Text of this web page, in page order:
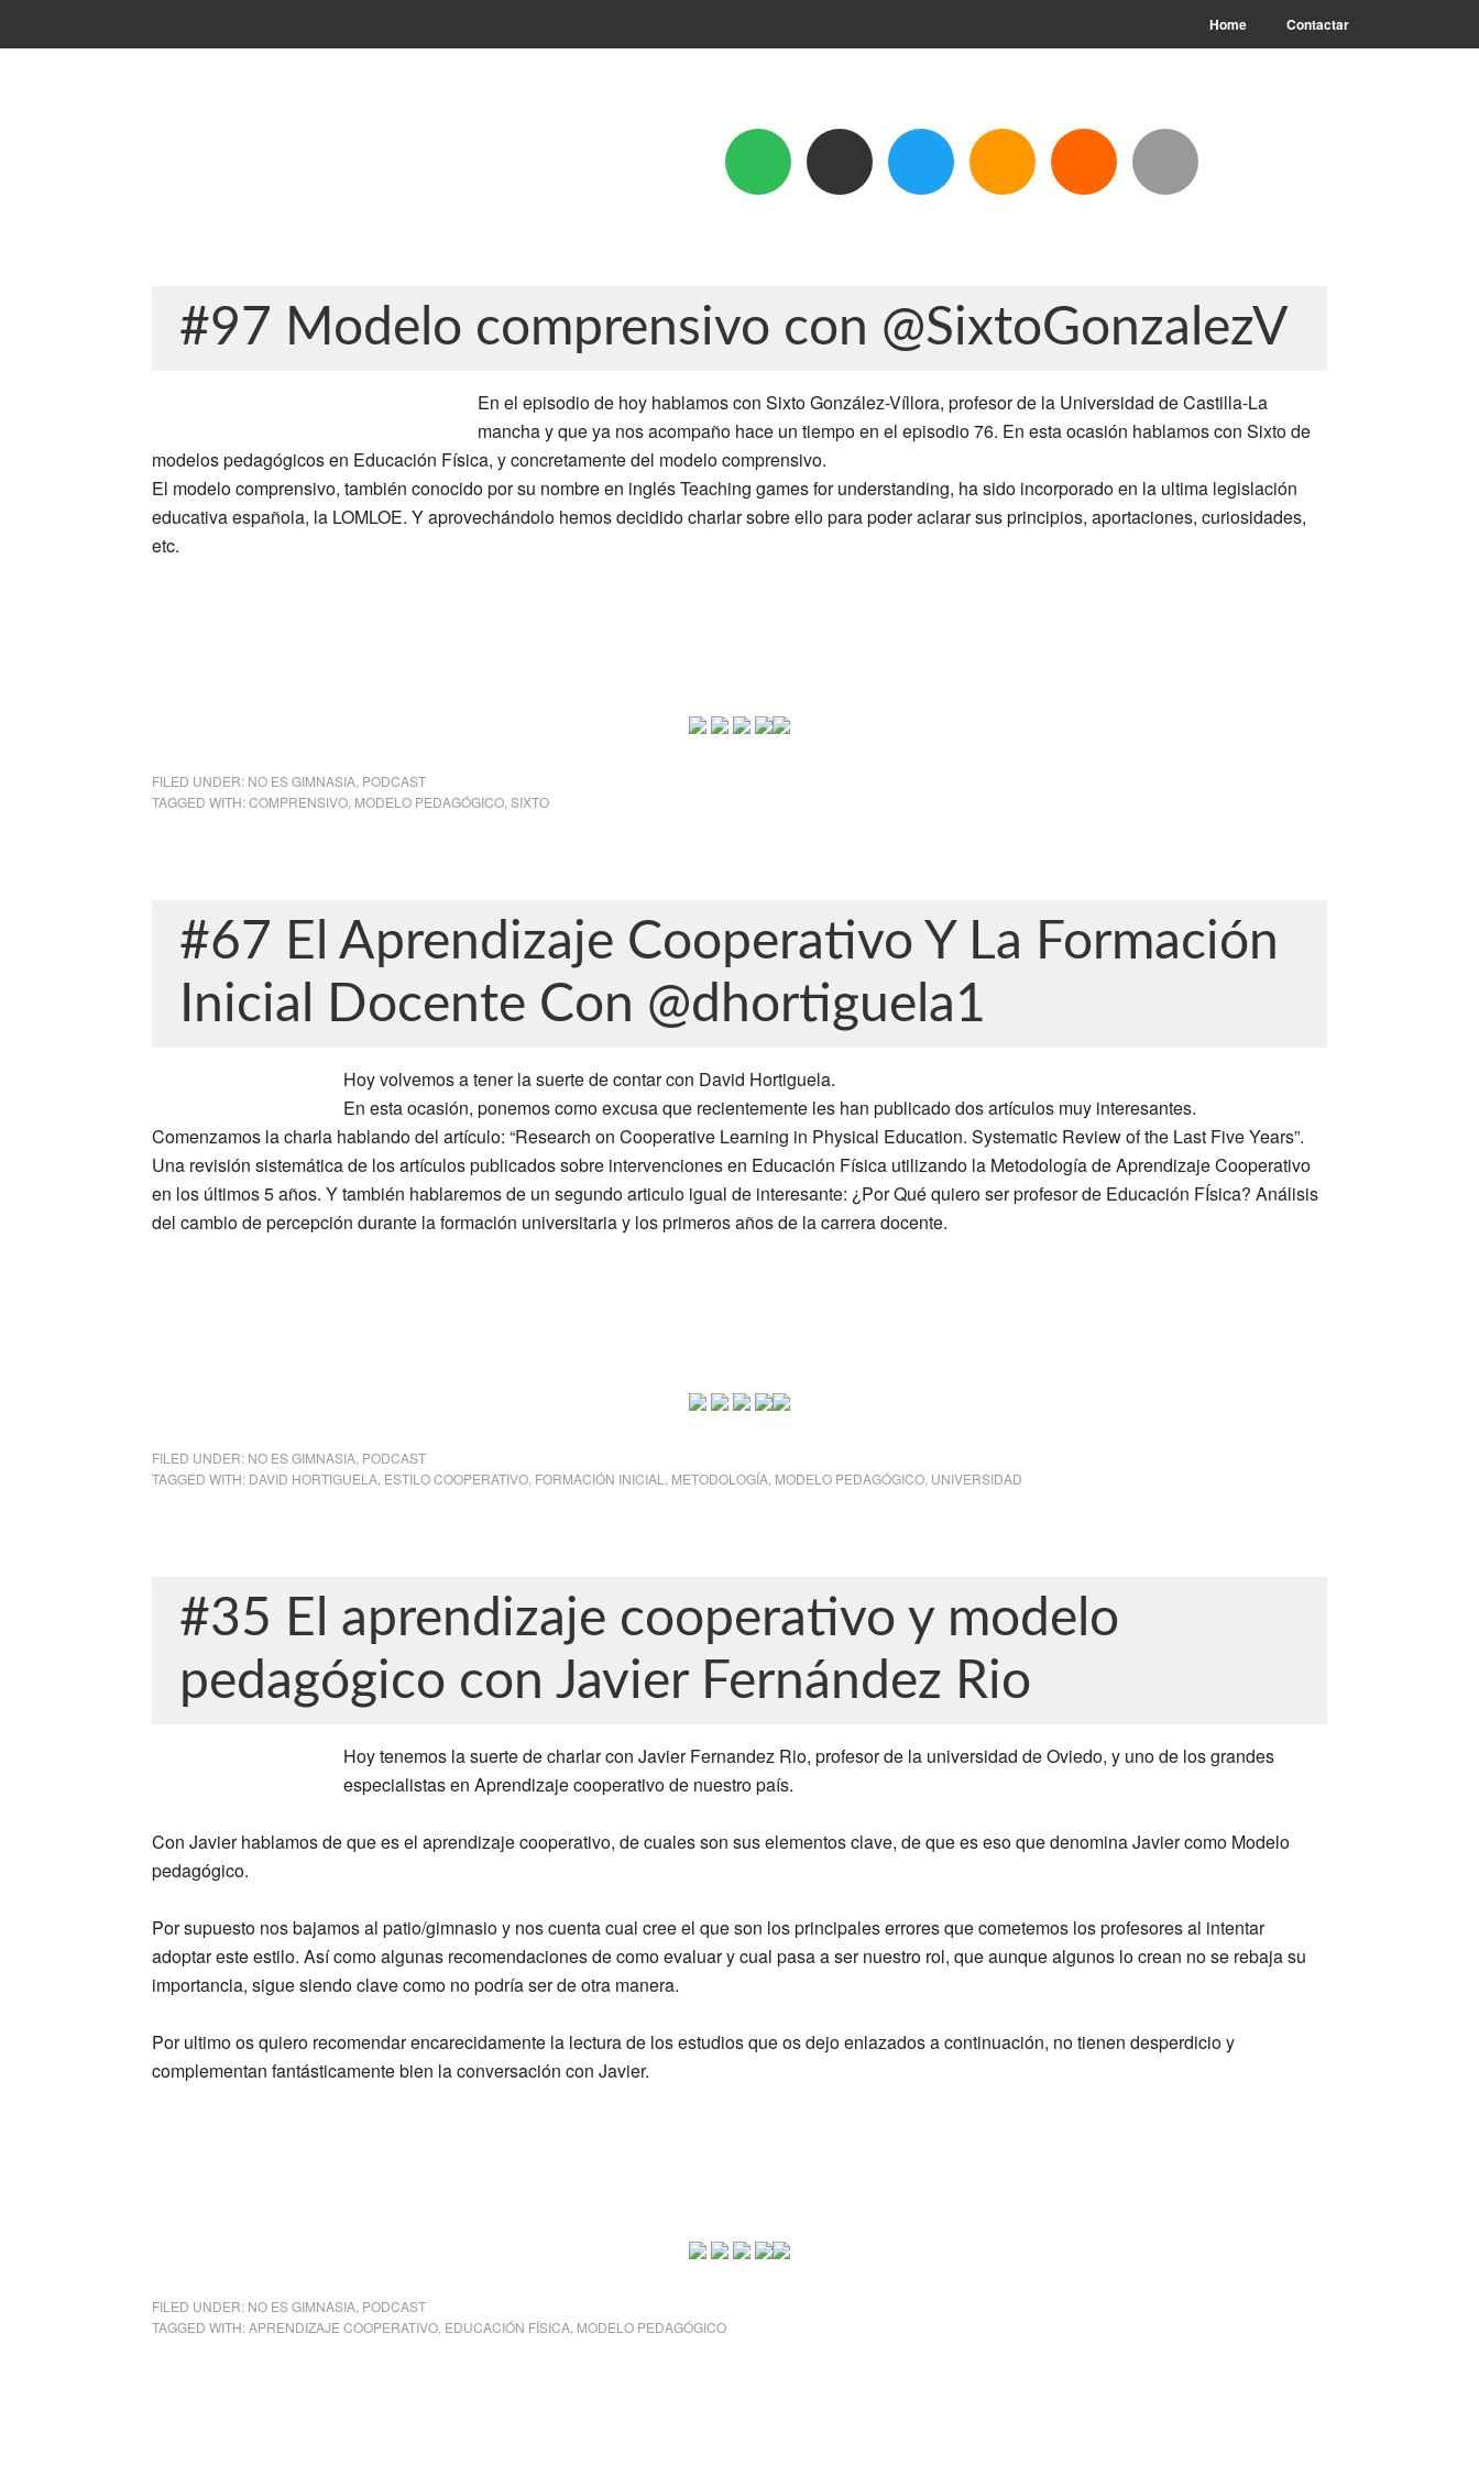
Home Contactar
#97 Modelo comprensivo con @SixtoGonzalezV
En el episodio de hoy hablamos con Sixto González-Víllora, profesor de la Universidad de Castilla-La
mancha y que ya nos acompaño hace un tiempo en el episodio 76. En esta ocasión hablamos con Sixto de
modelos pedagógicos en Educación Física, y concretamente del modelo comprensivo.
El modelo comprensivo, también conocido por su nombre en inglés Teaching games for understanding, ha sido incorporado en la ultima legislación
educativa española, la LOMLOE. Y aprovechándolo hemos decidido charlar sobre ello para poder aclarar sus principios, aportaciones, curiosidades,
etc.
FILED UNDER: NO ES GIMNASIA PODCAST
TAGGED WITH:COMPRENSIVO MODELO PEDAGÓGICO SIXTO
#67 El Aprendizaje Cooperativo Y La Formación
Inicial Docente Con @dhortiguela1
Hoy volvemos a tener la suerte de contar con David Hortiguela.
En esta ocasión, ponemos como excusa que recientemente les han publicado dos artículos muy interesantes.
Comenzamos la charla hablando del artículo: “Research on Cooperative Learning in Physical Education. Systematic Review of the Last Five Years”.
Una revisión sistemática de los artículos publicados sobre intervenciones en Educación Física utilizando la Metodología de Aprendizaje Cooperativo
en los últimos 5 años. Y también hablaremos de un segundo articulo igual de interesante: ¿Por Qué quiero ser profesor de Educación FÍsica? Análisis
del cambio de percepción durante la formación universitaria y los primeros años de la carrera docente.
FILED UNDER: NO ES GIMNASIA PODCAST
TAGGED WITH: DAVID HORTIGUELA ESTILO COOPERATIVO FORMACIÓN INICIAL METODOLOGÍA MODELO PEDAGÓGICO UNIVERSIDAD
#35 El aprendizaje cooperativo y modelo
pedagógico con Javier Fernández Rio
Hoy tenemos la suerte de charlar con Javier Fernandez Rio, profesor de la universidad de Oviedo, y uno de los grandes
especialistas en Aprendizaje cooperativo de nuestro país.
Con Javier hablamos de que es el aprendizaje cooperativo, de cuales son sus elementos clave, de que es eso que denomina Javier como Modelo
pedagógico.
Por supuesto nos bajamos al patio/gimnasio y nos cuenta cual cree el que son los principales errores que cometemos los profesores al intentar
adoptar este estilo. Así como algunas recomendaciones de como evaluar y cual pasa a ser nuestro rol, que aunque algunos lo crean no se rebaja su
importancia, sigue siendo clave como no podría ser de otra manera.
Por ultimo os quiero recomendar encarecidamente la lectura de los estudios que os dejo enlazados a continuación, no tienen desperdicio y
complementan fantásticamente bien la conversación con Javier.
FILED UNDER: NO ES GIMNASIA PODCAST
TAGGED WITH:APRENDIZAJE COOPERATIVO EDUCACIÓN FÍSICA MODELO PEDAGÓGICO